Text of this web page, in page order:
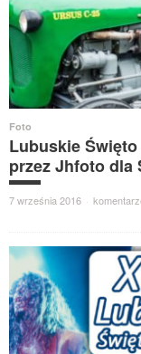
Foto
Lubuskie
przez Jhfoto dla
7 września 2016 ·